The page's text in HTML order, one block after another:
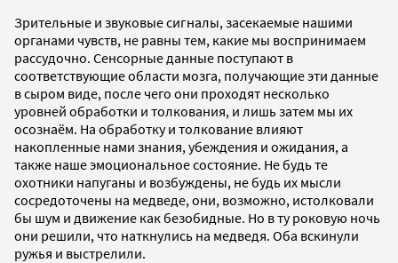
Зрительные и звуковые сигналы, засекаемые нашими
органами чувств, не равны тем, какие мы воспринимаем
рассудочно. Сенсорные данные поступают в
соответствующие области мозга, получающие эти данные
в сыром виде, после чего они проходят несколько
уровней обработки и толкования, и лишь затем мы их
осознаём. На обработку и толкование влияют
накопленные нами знания, убеждения и ожидания, а
также наше эмоциональное состояние. Не будь те
охотники напуганы и возбуждены, не будь их мысли
сосредоточены на медведе, они, возможно, истолковали
бы шум и движение как безобидные. Но в ту роковую ночь
они решили, что наткнулись на медведя. Оба вскинули
ружья и выстрелили.